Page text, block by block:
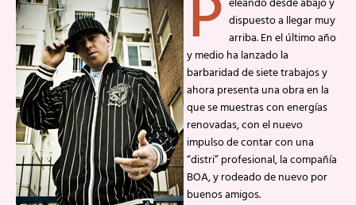
P dispuesto a llegar muy
arriba. En el último año
y medio ha lanzado la
barbaridad de siete trabajos y
ahora presenta una obra en la
que se muestras con energías
renovadas, con el nuevo
impulso de contar con una
“distri” profesional, la compañía
BOA, y rodeado de nuevo por
buenos amigos.